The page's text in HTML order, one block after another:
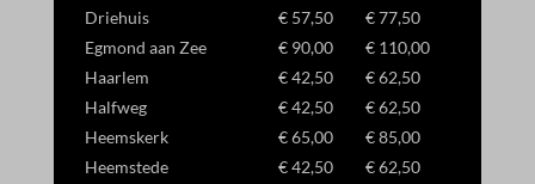
Driehuis
€ 57,50
€ 77,50
Egmond aan Zee
€ 90,00
€ 110,00
Haarlem
€ 42,50
€ 62,50
Halfweg
€ 42,50
€ 62,50
Heemskerk
€ 65,00
€ 85,00
Heemstede
€ 42,50
€ 62,50
ssm_au_c